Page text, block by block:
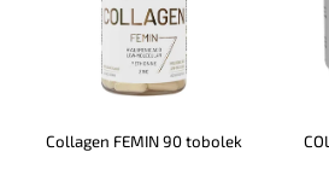
Collagen FEMIN 90 tobolek